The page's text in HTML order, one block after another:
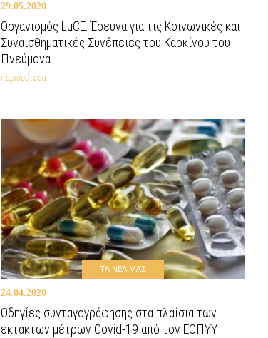
29.05.2020
Οργανισμός LuCE: Έρευνα για τις Κοινωνικές και
Συναισθηματικές Συνέπειες του Καρκίνου του
Πνεύμονα
περισσότερα
ΤΑ ΝΕΑ ΜΑΣ
24.04.2020
Οδηγίες συνταγογράφησης στα πλαίσια των
έκτακτων μέτρων Covid-19 από τον ΕΟΠΥΥ